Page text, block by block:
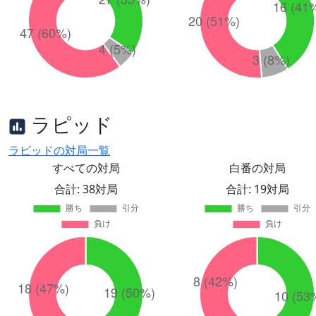
ラピッド
ラピッドの対局一覧
すべての対局
合計: 38対局
白番の対局
合計: 19対局